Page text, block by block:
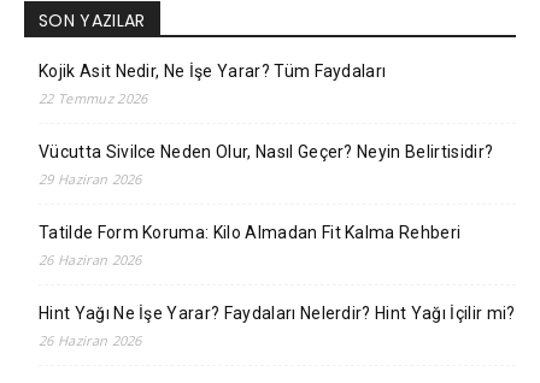
SON YAZILAR
Kojik Asit Nedir, Ne İşe Yarar? Tüm Faydaları
22 Temmuz 2026
Vücutta Sivilce Neden Olur, Nasıl Geçer? Neyin Belirtisidir?
29 Haziran 2026
Tatilde Form Koruma: Kilo Almadan Fit Kalma Rehberi
26 Haziran 2026
Hint Yağı Ne İşe Yarar? Faydaları Nelerdir? Hint Yağı İçilir mi?
26 Haziran 2026